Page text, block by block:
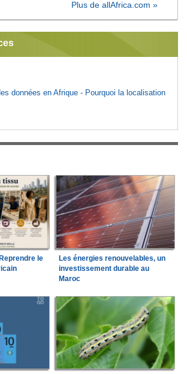
Plus de allAfrica.com »
données en Afrique - Pourquoi la localisation
le
Les énergies renouvelables, un
investissement durable au
Maroc